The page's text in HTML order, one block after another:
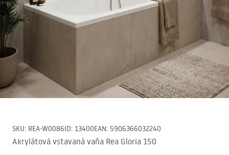
SKU: REA-W0086ID: 13400EAN: 5906366032240
Akrylátová vstavaná vaňa Rea Gloria 150